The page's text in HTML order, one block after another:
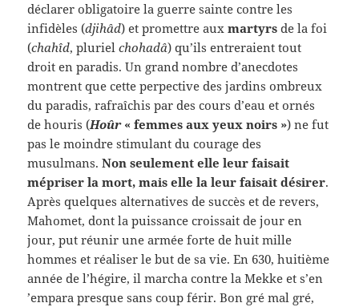
déclarer obligatoire la guerre sainte contre les
infidèles (djihâd) et promettre auxmartyrs de la foi
(chahîd, plurielchohadâ) qu’ils entreraient tout
droit en paradis. Un grand nombre d’anecdotes
montrent que cette perpective des jardins ombreux
du paradis, rafraîchis par des cours d’eau et ornés
de houris (Hoûr« femmes aux yeux noirs ») ne fut
pas le moindre stimulant du courage des
musulmans.Non seulement elle leur faisait
mépriser la mort, mais elle la leur faisait désirer.
Après quelques alternatives de succès et de revers,
Mahomet, dont la puissance croissait de jour en
jour, put réunir une armée forte de huit mille
hommes et réaliser le but de sa vie. En 630, huitième
année de l’hégire, il marcha contre la Mekke et s’en
’empara presque sans coup férir. Bon gré mal gré,